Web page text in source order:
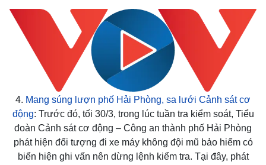
Hồ sơ
E-Magazine
Infographic
4. Mang súng lượn phố Hải Phòng, sa lưới Cảnh sát cơ
động: Trước đó, tối 30/3, trong lúc tuần tra kiểm soát, Tiểu
đoàn Cảnh sát cơ động – Công an thành phố Hải Phòng
phát hiện đối tượng đi xe máy không đội mũ bảo hiểm có
biển hiện ghi vấn nên dừng lệnh kiểm tra. Tại đây, phát